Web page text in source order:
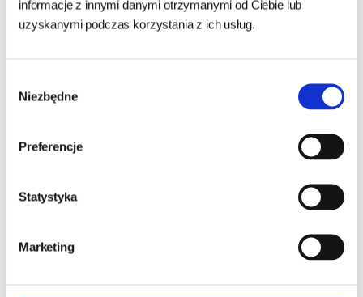
informacje z innymi danymi otrzymanymi od Ciebie lub
uzyskanymi podczas korzystania z ich usług.
zgody
Niezbędne
Preferencje
Statystyka
Marketing
Trixie wieczko na puszki
Miska podróżna składana